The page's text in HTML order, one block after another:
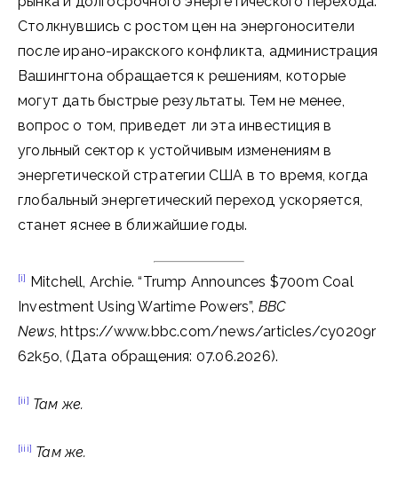
Столкнувшись с ростом цен на энергоносители
после ирано-иракского конфликта, администрация
Вашингтона обращается к решениям, которые
могут дать быстрые результаты. Тем не менее,
вопрос о том, приведет ли эта инвестиция в
угольный сектор к устойчивым изменениям в
энергетической стратегии США в то время, когда
глобальный энергетический переход ускоряется,
станет яснее в ближайшие годы.
[i] Mitchell, Archie. “Trump Announces $700m Coal
Investment Using Wartime Powers”, BBC
News, https://www.bbc.com/news/articles/cy0209r
62k5o, (Дата обращения: 07.06.2026).
[ii] Там же.
[iii] Там же.